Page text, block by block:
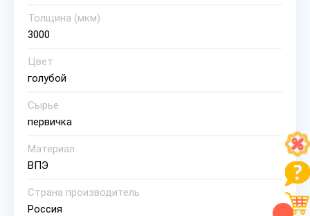
Толщина (мкм)
3000
Цвет
голубой
Сырье
первичка
Материал
ВПЭ
Страна производитель
Россия